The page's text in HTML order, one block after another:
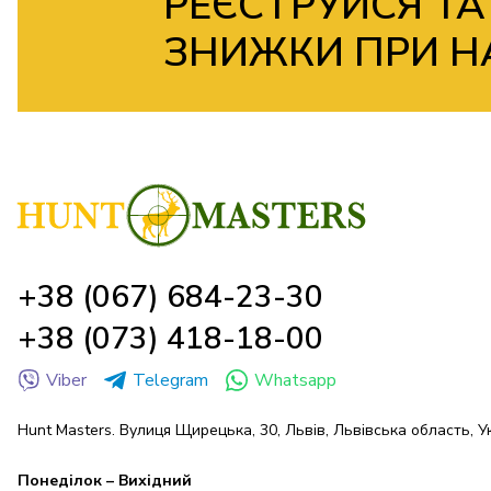
ЗНИЖКИ ПРИ
+38 (067) 684-23-30
+38 (073) 418-18-00
Viber Telegram Whatsapp
Hunt Masters. Вулиця Щирецька, 30, Львів, Львівська область,
Понеділок – Вихідний